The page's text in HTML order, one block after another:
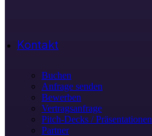
Kontakt
Buchen
Anfrage senden
Bewerben
Vertragsanfrage
Pitch-Decks / Präsentationen
Partner